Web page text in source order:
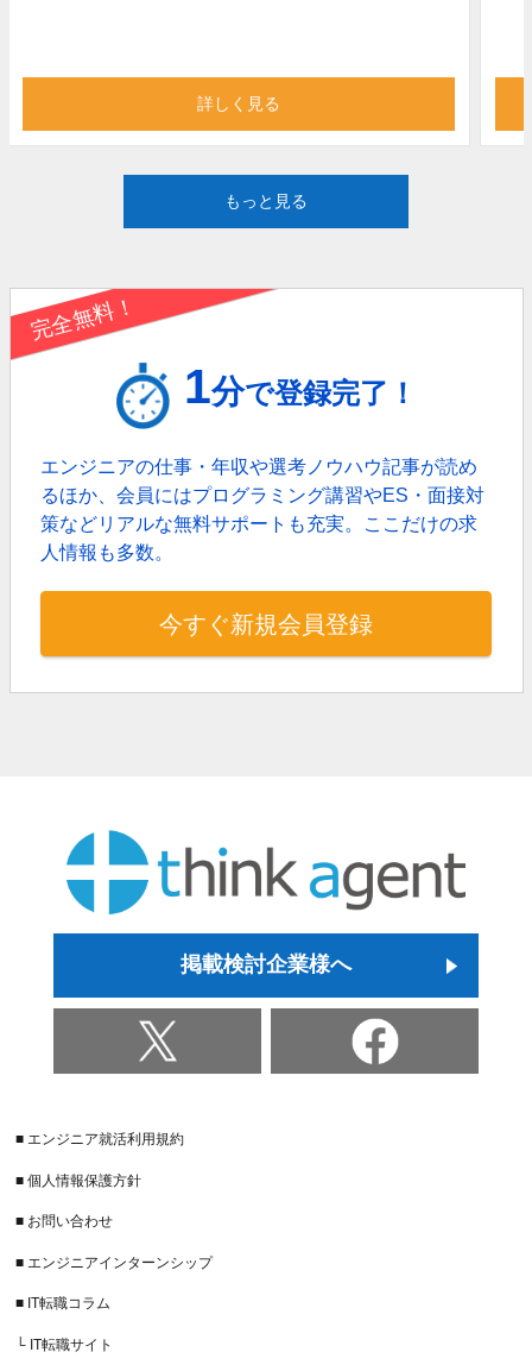
詳しく見る
もっと見る
完全無料！
1分で登録完了！
エンジニアの仕事・年収や選考ノウハウ記事が読め
るほか、会員にはプログラミング講習やES・面接対
策などリアルな無料サポートも充実。 ここだけの求
人情報も多数。
今すぐ新規会員登録
掲載検討企業様へ
■ エンジニア就活利用規約
■ 個人情報保護方針
■ お問い合わせ
■ エンジニアインターンシップ
■ IT転職コラム
└ IT転職サイト